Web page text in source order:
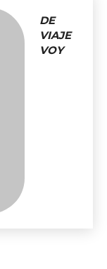
DE
VIAJE
VOY